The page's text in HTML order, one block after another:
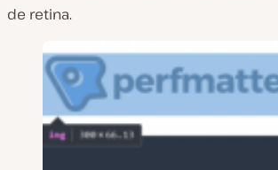
de retina.